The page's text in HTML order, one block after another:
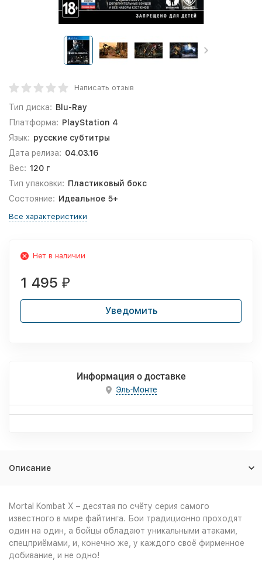
Написать отзыв
Тип диска: Blu-Ray
Платформа: PlayStation 4
Язык: русские субтитры
Дата релиза: 04.03.16
Вес: 120 г
Тип упаковки: Пластиковый бокс
Состояние: Идеальное 5+
Все характеристики
Нет в наличии
1 495 ₽
Уведомить
Информация о доставке
Эль-Монте
Описание
Mortal Kombat X – десятая по счёту серия самого
известного в мире файтинга. Бои традиционно проходят
один на один, а бойцы обладают уникальными атаками,
спецприёмами, и, конечно же, у каждого своё фирменное
добивание, и не одно!